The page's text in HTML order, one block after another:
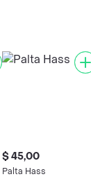
$ 45,00
Palta Hass